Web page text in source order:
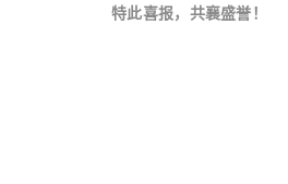
特此喜报，共襄盛誉！